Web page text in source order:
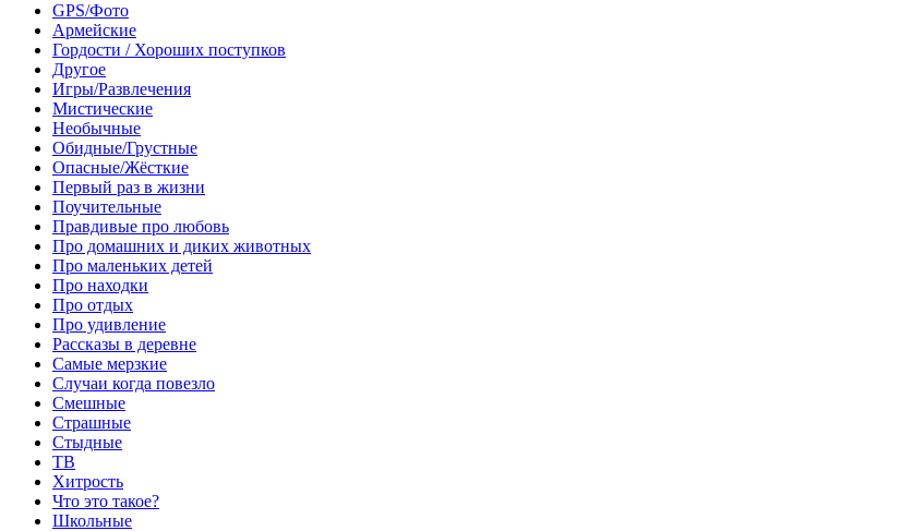
GPS/Фото
Армейские
Гордости / Хороших поступков
Другое
Игры/Развлечения
Мистические
Необычные
Обидные/Грустные
Опасные/Жёсткие
Первый раз в жизни
Поучительные
Правдивые про любовь
Про домашних и диких животных
Про маленьких детей
Про находки
Про отдых
Про удивление
Рассказы в деревне
Самые мерзкие
Случаи когда повезло
Смешные
Страшные
Стыдные
ТВ
Хитрость
Что это такое?
Школьные